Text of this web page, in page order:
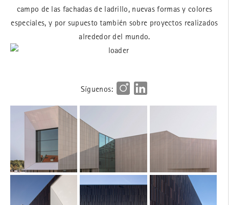
campo de las fachadas de ladrillo, nuevas formas y colores
especiales, y por supuesto también sobre proyectos realizados
alrededor del mundo.
Síguenos: